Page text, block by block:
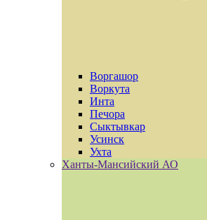
Воргашор
Воркута
Инта
Печора
Сыктывкар
Усинск
Ухта
Ханты-Мансийский АО